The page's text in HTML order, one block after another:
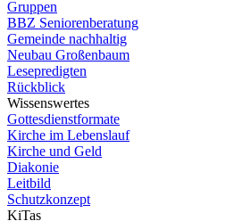
Gruppen
BBZ Seniorenberatung
Gemeinde nachhaltig
Neubau Großenbaum
Lesepredigten
Rückblick
Wissenswertes
Gottesdienstformate
Kirche im Lebenslauf
Kirche und Geld
Diakonie
Leitbild
Schutzkonzept
KiTas